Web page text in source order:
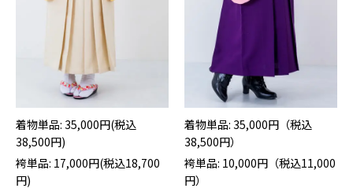
着物単品: 35,000円(税込
38,500円)
袴単品: 17,000円(税込18,700
円)
着物単品: 35,000円（税込
38,500円）
袴単品: 10,000円（税込11,000
円）